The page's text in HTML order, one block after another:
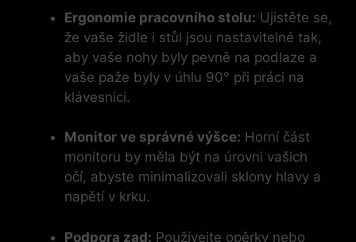
Ergonomie pracovního stolu: Ujistěte se,
že vaše židle i stůl jsou nastavitelné tak,
aby vaše nohy byly pevně na podlaze a
vaše paže byly v úhlu 90° při práci na
klávesnici.
Monitor ve správné výšce: Horní část
monitoru by měla být na úrovni vašich
očí, abyste minimalizovali sklony hlavy a
napětí v krku.
Podpora zad: Používejte opěrky nebo